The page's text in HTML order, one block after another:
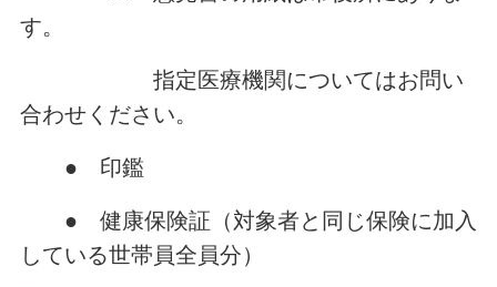
す。
指定医療機関についてはお問い
合わせください。
● 印鑑
● 健康保険証（対象者と同じ保険に加入
している世帯員全員分）